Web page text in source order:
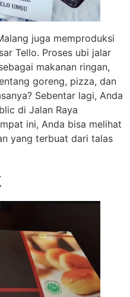
juga memproduksi
Tello. Proses ubi jalar
makanan ringan,
goreng, pizza, dan
Sebentar lagi, Anda
di Jalan Raya
ini, Anda bisa melihat
yang terbuat dari talas